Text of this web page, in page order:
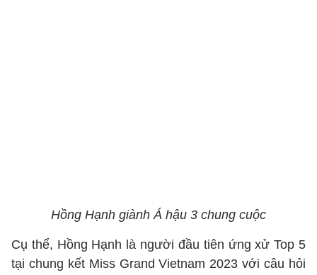
Hồng Hạnh giành Á hậu 3 chung cuộc
Cụ thể, Hồng Hạnh là người đầu tiên ứng xử Top 5
tại chung kết Miss Grand Vietnam 2023 với câu hỏi